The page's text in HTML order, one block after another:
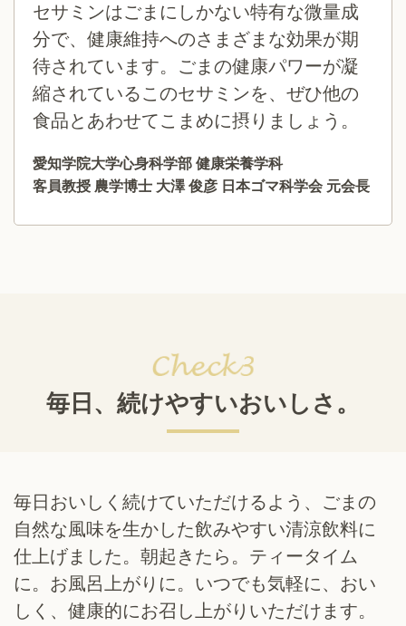
セサミンはごまにしかない特有な微量成
分で、健康維持へのさまざまな効果が期
待されています。ごまの健康パワーが凝
縮されているこのセサミンを、ぜひ他の
食品とあわせてこまめに摂りましょう。
愛知学院大学心身科学部 健康栄養学科
客員教授 農学博士 大澤 俊彦 日本ゴマ科学会 元会長
毎日、続けやすいおいしさ。
毎日おいしく続けていただけるよう、ごまの
自然な風味を生かした飲みやすい清涼飲料に
仕上げました。 朝起きたら。ティータイム
に。お風呂上がりに。 いつでも気軽に、おい
しく、健康的にお召し上がりいただけます。